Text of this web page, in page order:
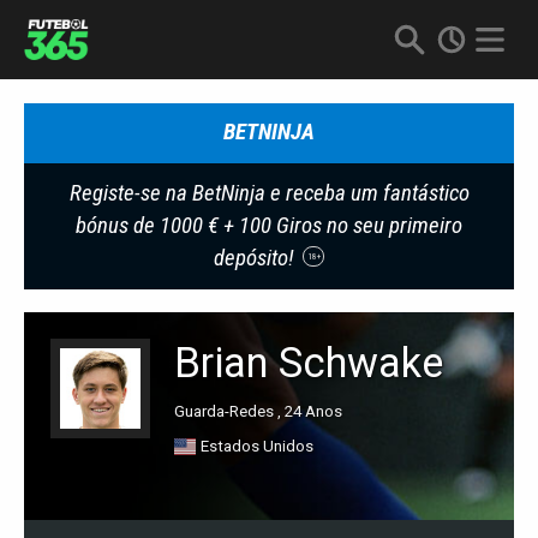
BETNINJA
Registe-se na BetNinja e receba um fantástico
bónus de 1000 € + 100 Giros no seu primeiro
depósito!
18+
Brian Schwake
Guarda-Redes , 24 Anos
Estados Unidos